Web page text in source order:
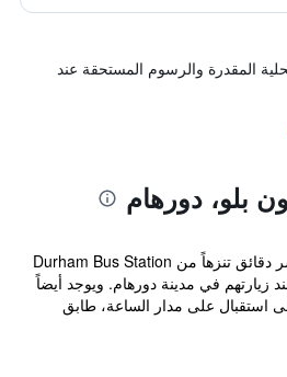
المقدرة والرسوم المستحقة عند
بلو، دورهام
يوجد الفندق ضمن مسافة عشر دقائق تنزهاً من Durham Bus Station
زيارتهم في مدينة دورهام. ويوجد أيضاً
إلى استقبال على مدار الساعة، طابق